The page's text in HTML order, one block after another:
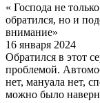
« Господа не
обратился, но и
внимание»
16 января 2024
Обратился в этот
проблемой.
нет, мануала нет,
можно было